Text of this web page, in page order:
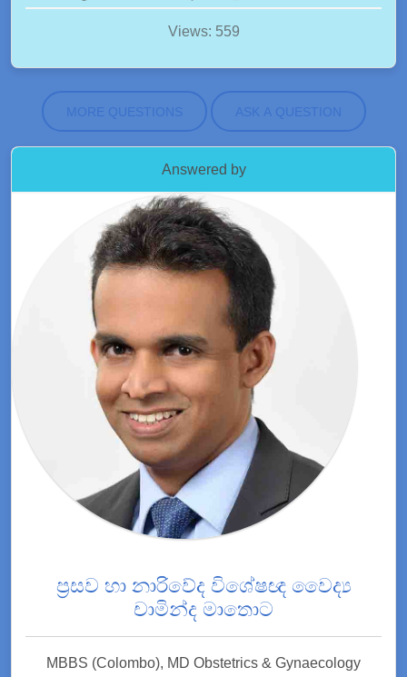
Views: 559
MORE QUESTIONS ASK A QUESTION
Answered by
ප්‍රසව හා නාරිවේද විශේෂඥ වෛද්‍ය
චාමින්ද මාතොට
MBBS (Colombo), MD Obstetrics & Gynaecology